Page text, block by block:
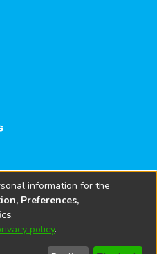
information for the
Preferences,
.
policy.